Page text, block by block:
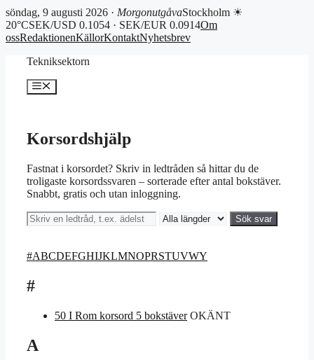
söndag, 9 augusti 2026 · MorgonutgåvaStockholm ☀
20°CSEK/USD 0.1054 · SEK/EUR 0.0914Om
ossRedaktionenKällorKontaktNyhetsbrev
Tekniksektorn
Meny
Korsordshjälp
Fastnat i korsordet? Skriv in ledtråden så hittar du de
troligaste korsordssvaren – sorterade efter antal bokstäver.
Snabbt, gratis och utan inloggning.
Sök svar
#ABCDEFGHIJKLMNOPRSTUVWY
#
50 I Rom korsord 5 bokstäver OKÄNT
A